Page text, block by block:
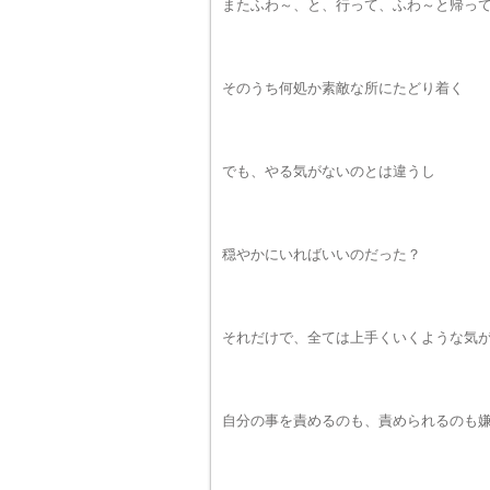
またふわ～、と、行って、ふわ～と帰っ
そのうち何処か素敵な所にたどり着く
でも、やる気がないのとは違うし
穏やかにいればいいのだった？
それだけで、全ては上手くいくような気
自分の事を責めるのも、責められるのも